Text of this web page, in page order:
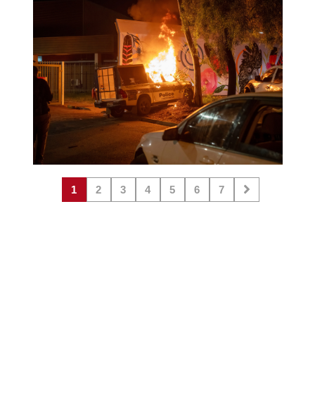
1 2 3 4 5 6 7